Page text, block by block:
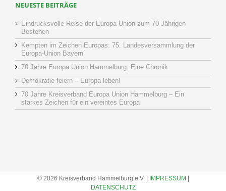
NEUESTE BEITRÄGE
Eindrucksvolle Reise der Europa-Union zum 70-Jährigen
Bestehen
Kempten im Zeichen Europas: 75. Landesversammlung der
Europa-Union Bayern´
70 Jahre Europa Union Hammelburg: Eine Chronik
Demokratie feiern – Europa leben!
70 Jahre Kreisverband Europa Union Hammelburg – Ein
starkes Zeichen für ein vereintes Europa
© 2026 Kreisverband Hammelburg e.V. | IMPRESSUM
DATENSCHUTZ